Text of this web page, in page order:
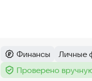
Категория:
Финансы
Тег :
Личные
Тег :
Проверено